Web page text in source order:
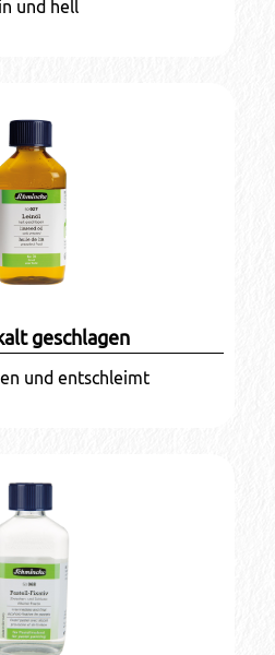
und hell
geschlagen
und entschleimt